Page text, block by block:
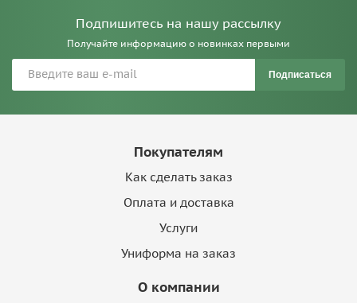
Подпишитесь на нашу рассылку
Получайте информацию о новинках первыми
Подписаться
Покупателям
Как сделать заказ
Оплата и доставка
Услуги
Униформа на заказ
О компании